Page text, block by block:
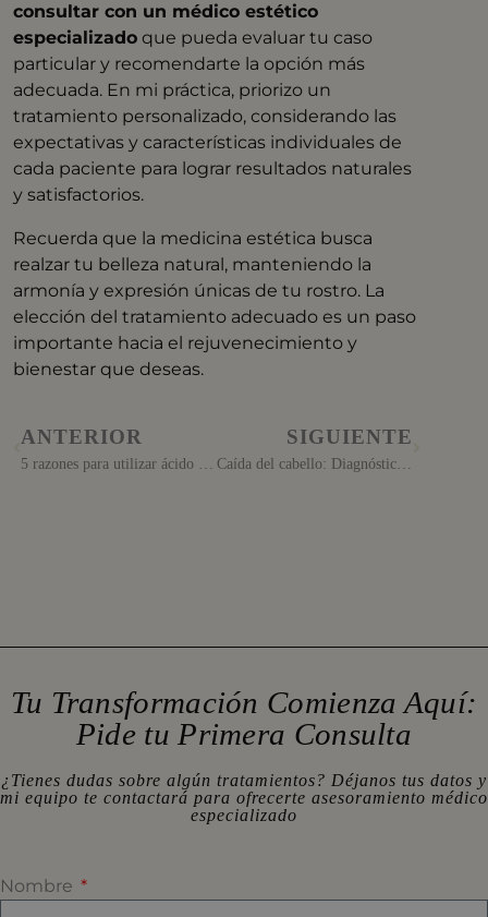
consultar con un médico estético
especializado que pueda evaluar tu caso
particular y recomendarte la opción más
adecuada. En mi práctica, priorizo un
tratamiento personalizado, considerando las
expectativas y características individuales de
cada paciente para lograr resultados naturales
y satisfactorios.
Recuerda que la medicina estética busca
realzar tu belleza natural, manteniendo la
armonía y expresión únicas de tu rostro. La
elección del tratamiento adecuado es un paso
importante hacia el rejuvenecimiento y
bienestar que deseas.
ANTERIOR SIGUIENTE
Tu Transformación Comienza Aquí:
Pide tu Primera Consulta
¿Tienes dudas sobre algún tratamientos? Déjanos tus datos y
mi equipo te contactará para ofrecerte asesoramiento médico
especializado
Nombre